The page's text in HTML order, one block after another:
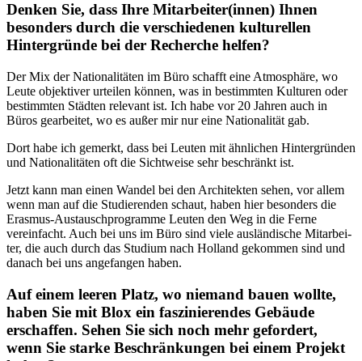
Denken Sie, dass Ihre Mit­arbeiter(innen) Ihnen
beson­ders durch die verschiedenen kulturellen
Hintergründe bei der Recherche helfen?
Der Mix der Nationalitäten im Büro schafft eine Atmosphäre, wo
Leute objektiver urteilen können, was in bestimmten Kulturen oder
bestimmten Städten relevant ist. Ich habe vor 20 Jahren auch in
Büros gearbeitet, wo es außer mir nur eine Nationalität gab.
Dort habe ich gemerkt, dass bei Leuten mit ähnlichen Hintergründen
und Nationalitäten oft die Sichtweise sehr beschränkt ist.
Jetzt kann man einen Wandel bei den Architekten sehen, vor allem
wenn man auf die Studieren­den schaut, haben hier besonders die
Erasmus-Austauschprogram­me Leuten den Weg in die Ferne
vereinfacht. Auch bei uns im Büro sind viele ausländische Mitarbei­
ter, die auch durch das Studium nach Holland gekommen sind und
danach bei uns angefangen haben.
Auf einem leeren Platz, wo niemand bauen wollte,
haben Sie mit Blox ein faszinierendes Gebäude
erschaffen. Sehen Sie sich noch mehr gefordert,
wenn Sie starke Beschränkun­gen bei einem Projekt